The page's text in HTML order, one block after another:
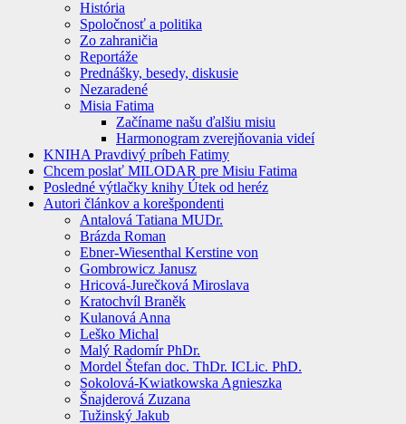
História
Spoločnosť a politika
Zo zahraničia
Reportáže
Prednášky, besedy, diskusie
Nezaradené
Misia Fatima
Začíname našu ďalšiu misiu
Harmonogram zverejňovania videí
KNIHA Pravdivý príbeh Fatimy
Chcem poslať MILODAR pre Misiu Fatima
Posledné výtlačky knihy Útek od heréz
Autori článkov a korešpondenti
Antalová Tatiana MUDr.
Brázda Roman
Ebner-Wiesenthal Kerstine von
Gombrowicz Janusz
Hricová-Jurečková Miroslava
Kratochvíl Braněk
Kulanová Anna
Leško Michal
Malý Radomír PhDr.
Mordel Štefan doc. ThDr. ICLic. PhD.
Sokolová-Kwiatkowska Agnieszka
Šnajderová Zuzana
Tužinský Jakub